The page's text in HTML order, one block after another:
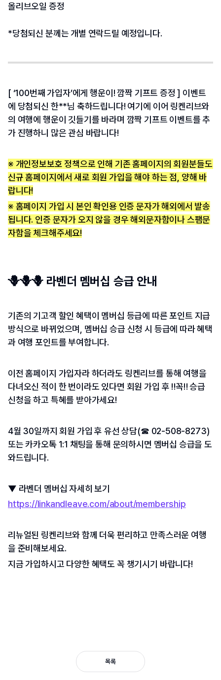
올리브오일 증정
*당첨되신 분께는 개별 연락드릴 예정입니다.
[ ‘100번째 가입자’에게 행운이! 깜짝 기프트 증정 ] 이벤트
에 당첨되신 한**님 축하드립니다! 여기에 이어 링켄리브와
의 여행에 행운이 깃들기를 바라며 깜짝 기프트 이벤트를 추
가 진행하니 많은 관심 바랍니다!
※ 개인정보보호 정책으로 인해 기존 홈페이지의 회원분들도
신규 홈페이지에서 새로 회원 가입을 해야 하는 점, 양해 바
랍니다!
※ 홈페이지 가입 시 본인 확인용 인증 문자가 해외에서 발송
됩니다. 인증 문자가 오지 않을 경우 해외문자함이나 스팸문
자함을 체크해주세요!
🪻🪻🪻 라벤더 멤버십 승급 안내
기존의 기고객 할인 혜택이 멤버십 등급에 따른 포인트 지급
방식으로 바뀌었으며, 멤버십 승급 신청 시 등급에 따라 혜택
과 여행 포인트를 부여합니다.
이전 홈페이지 가입자라 하더라도 링켄리브를 통해 여행을
다녀오신 적이 한 번이라도 있다면 회원 가입 후 ‼️꼭‼️ 승급
신청을 하고 특혜를 받아가세요!
4월 30일까지 회원 가입 후 유선 상담(☎ 02-508-8273)
또는 카카오톡 1:1 채팅을 통해 문의하시면 멤버십 승급을 도
와드립니다.
▼ 라벤더 멤버십 자세히 보기
https://linkandleave.com/about/membership
리뉴얼된 링켄리브와 함께 더욱 편리하고 만족스러운 여행
을 준비해보세요.
지금 가입하시고 다양한 혜택도 꼭 챙기시기 바랍니다!
목록